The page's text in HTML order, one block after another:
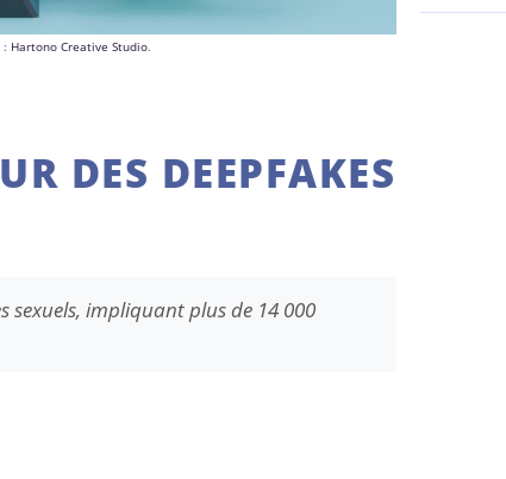
: Hartono Creative Studio.
DES DEEPFAKES
impliquant plus de 14 000